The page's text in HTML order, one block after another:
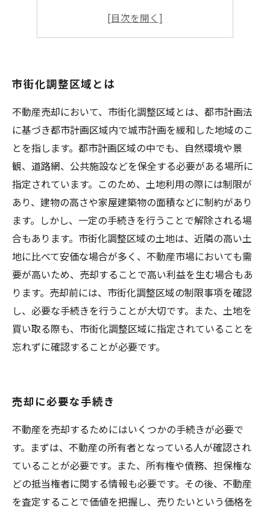
注意すべき法令・規制
市街化調整区域とは
不動産売却において、市街化調整区域とは、都市計画法
に基づき都市計画区域内で城市計画を緩和した地域のこ
とを指します。都市計画区域の中でも、自然環境や景
観、道路網、公共施設などを保全する必要がある場所に
指定されています。このため、土地利用の際には制限が
あり、建物の高さや家屋建築物の面積などに制約があり
ます。しかし、一定の手続きを行うことで解除される場
合もあります。市街化調整区域の土地は、近隣の高い土
地に比べて安価な場合が多く、不動産市場においても需
要が高いため、売却することで高い利益を生む場合もあ
ります。売却前には、市街化調整区域の制限事項を確認
し、必要な手続きを行うことが大切です。また、土地を
買い取る際も、市街化調整区域に指定されていることを
忘れずに確認することが必要です。
売却に必要な手続き
不動産を売却するためにはいくつかの手続きが必要で
す。まずは、不動産の所有者となっている人が確認され
ていることが必要です。また、所有権や債務、担保権な
どの抵当権者に関する情報も必要です。その後、不動産
を査定することで価値を把握し、売りたいという価格を